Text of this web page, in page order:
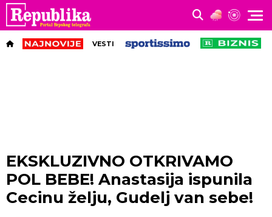
VESTI
EKSKLUZIVNO OTKRIVAMO
POL BEBE! Anastasija ispunila
Cecinu želju, Gudelj van sebe!